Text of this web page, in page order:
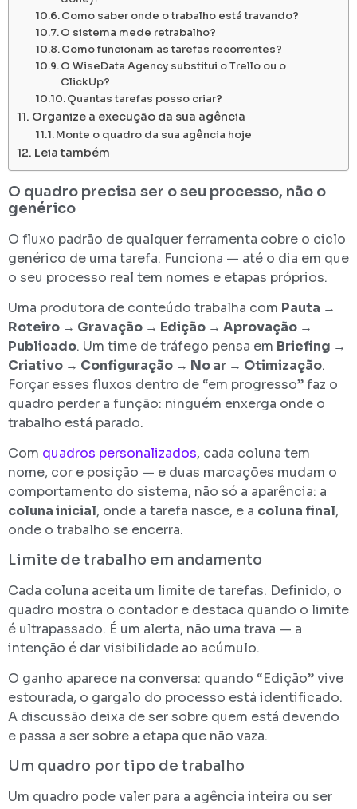
Como saber onde o trabalho está travando?
O sistema mede retrabalho?
Como funcionam as tarefas recorrentes?
O WiseData Agency substitui o Trello ou o
ClickUp?
Quantas tarefas posso criar?
Organize a execução da sua agência
Monte o quadro da sua agência hoje
Leia também
O quadro precisa ser o seu processo, não o
genérico
O fluxo padrão de qualquer ferramenta cobre o ciclo
genérico de uma tarefa. Funciona — até o dia em que
o seu processo real tem nomes e etapas próprios.
Uma produtora de conteúdo trabalha com Pauta →
Roteiro → Gravação → Edição → Aprovação →
Publicado. Um time de tráfego pensa em Briefing →
Criativo → Configuração → No ar → Otimização.
Forçar esses fluxos dentro de “em progresso” faz o
quadro perder a função: ninguém enxerga onde o
trabalho está parado.
Com quadros personalizados, cada coluna tem
nome, cor e posição — e duas marcações mudam o
comportamento do sistema, não só a aparência: a
coluna inicial, onde a tarefa nasce, e a coluna final,
onde o trabalho se encerra.
Limite de trabalho em andamento
Cada coluna aceita um limite de tarefas. Definido, o
quadro mostra o contador e destaca quando o limite
é ultrapassado. É um alerta, não uma trava — a
intenção é dar visibilidade ao acúmulo.
O ganho aparece na conversa: quando “Edição” vive
estourada, o gargalo do processo está identificado.
A discussão deixa de ser sobre quem está devendo
e passa a ser sobre a etapa que não vaza.
Um quadro por tipo de trabalho
Um quadro pode valer para a agência inteira ou ser